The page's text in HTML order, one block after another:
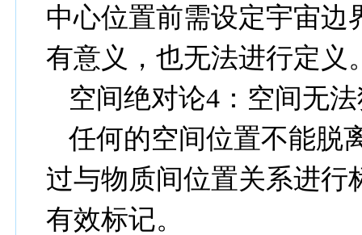
中心位置前需设定宇宙边
有意义，也无法进行定义
空间绝对论4 ：空间无
任何的空间位置不能脱
过与物质间位置关系进行
有效标记。